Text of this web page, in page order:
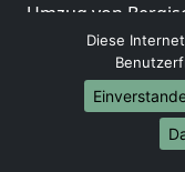
Umzug von
Umzug von
Umzug von
Umzug von
Diese